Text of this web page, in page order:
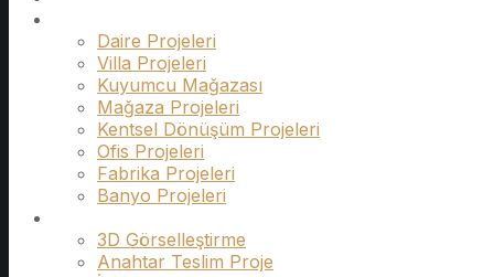
Daire Projeleri
Villa Projeleri
Kuyumcu Mağazası
Mağaza Projeleri
Kentsel Dönüşüm Projeleri
Ofis Projeleri
Fabrika Projeleri
Banyo Projeleri
3D Görselleştirme
Anahtar Teslim Proje